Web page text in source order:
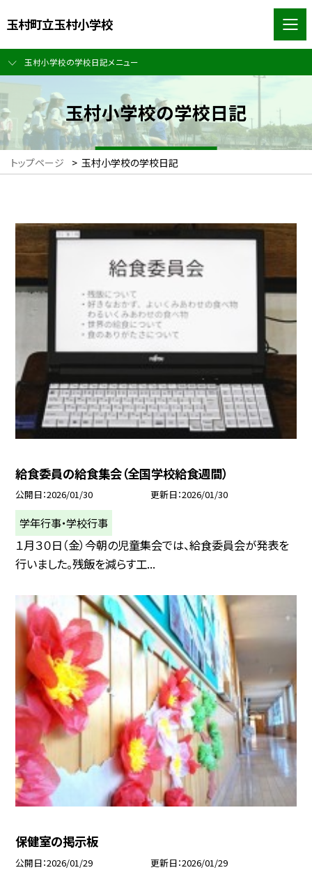
玉村町立玉村小学校
玉村小学校の学校日記メニュー
玉村小学校の学校日記
トップページ > 玉村小学校の学校日記
給食委員の給食集会（全国学校給食週間）
公開日 2026/01/30 更新日 2026/01/30
学年行事・学校行事
１月３０日（金）今朝の児童集会では、給食委員会が発表を
行いました。残飯を減らす工...
保健室の掲示板
公開日 2026/01/29 更新日 2026/01/29